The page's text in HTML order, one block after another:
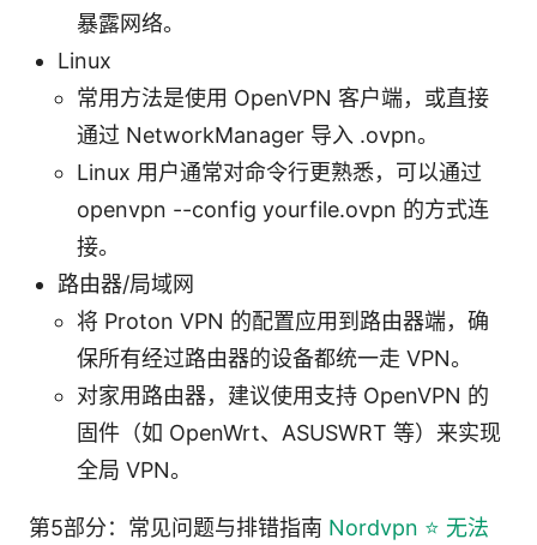
暴露网络。
Linux
常用方法是使用 OpenVPN 客户端，或直接
通过 NetworkManager 导入 .ovpn。
Linux 用户通常对命令行更熟悉，可以通过
openvpn --config yourfile.ovpn 的方式连
接。
路由器/局域网
将 Proton VPN 的配置应用到路由器端，确
保所有经过路由器的设备都统一走 VPN。
对家用路由器，建议使用支持 OpenVPN 的
固件（如 OpenWrt、ASUSWRT 等）来实现
全局 VPN。
第5部分：常见问题与排错指南 Nordvpn ⭐ 无法